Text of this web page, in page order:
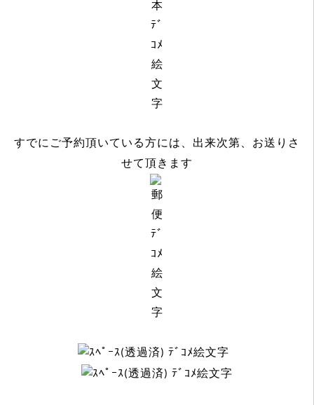
すでにご予約頂いている方には、出来次第、お送りさ
せて頂きます